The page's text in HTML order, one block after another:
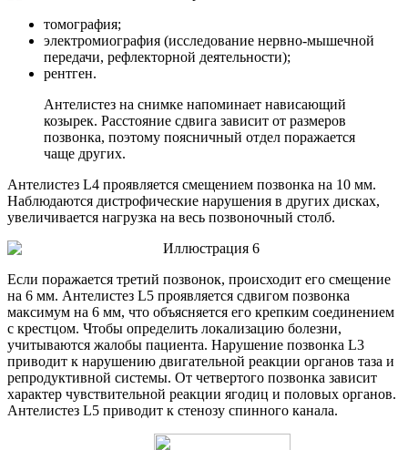
томография;
электромиография (исследование нервно-мышечной
передачи, рефлекторной деятельности);
рентген.
Антелистез на снимке напоминает нависающий
козырек. Расстояние сдвига зависит от размеров
позвонка, поэтому поясничный отдел поражается
чаще других.
Антелистез L4 проявляется смещением позвонка на 10 мм.
Наблюдаются дистрофические нарушения в других дисках,
увеличивается нагрузка на весь позвоночный столб.
Если поражается третий позвонок, происходит его смещение
на 6 мм. Антелистез L5 проявляется сдвигом позвонка
максимум на 6 мм, что объясняется его крепким соединением
с крестцом. Чтобы определить локализацию болезни,
учитываются жалобы пациента. Нарушение позвонка L3
приводит к нарушению двигательной реакции органов таза и
репродуктивной системы. От четвертого позвонка зависит
характер чувствительной реакции ягодиц и половых органов.
Антелистез L5 приводит к стенозу спинного канала.